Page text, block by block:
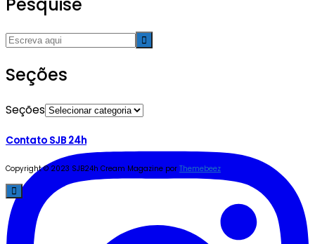
Pesquise
Seções
Seções
Contato SJB 24h
Copyright © 2023 SJB24h Cream Magazine por Themebeez